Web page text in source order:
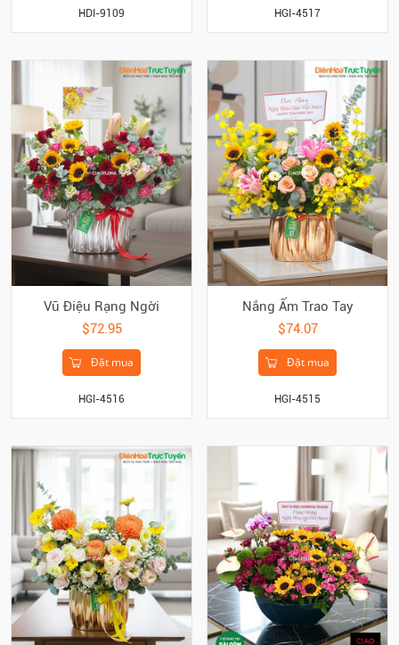
HDI-9109 HGI-4517
Vũ Điệu Rạng Ngời
$72.95
Đặt mua
HGI-4516
Nắng Ấm Trao Tay
$74.07
Đặt mua
HGI-4515